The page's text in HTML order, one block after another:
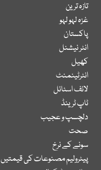
تازہ ترین
غزہ لہو لہو
پاکستان
انٹر نیشنل
کھیل
انٹرٹینمنٹ
لائف اسٹائل
ٹاپ ٹرینڈ
دلچسپ و عجیب
صحت
سونے کے نرخ
پیٹرولیم مصنوعات کی قیمتیں